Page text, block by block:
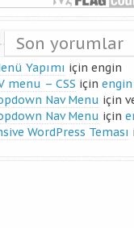
Son yorumlar
Yapımı için engin
menu – CSS için engin
Nav Menu için
Nav Menu için
WordPress Teması